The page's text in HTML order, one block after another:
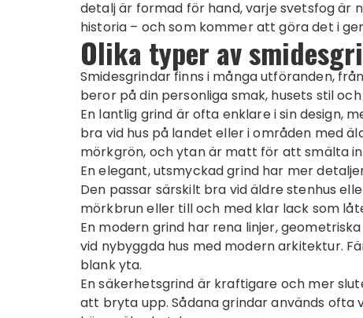
detalj är formad för hand, varje svetsfog är
historia – och som kommer att göra det i
Olika typer av
Smidesgrindar finns i många utföranden,
beror på din personliga smak, husets stil
En lantlig grind är ofta enklare i sin design,
bra vid hus på landet eller i områden med
mörkgrön, och ytan är matt för att smälta
En elegant, utsmyckad grind har mer
Den passar särskilt bra vid äldre stenhus
mörkbrun eller till och med klar lack som
En modern grind har rena linjer,
vid nybyggda hus med modern arkitektur.
blank yta.
En säkerhetsgrind är kraftigare och mer
att bryta upp. Sådana grindar används